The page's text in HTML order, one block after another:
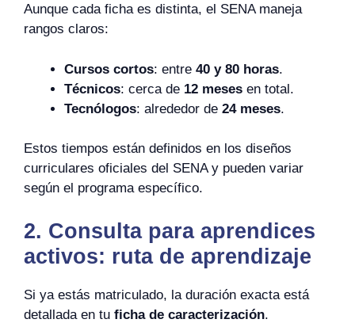
Aunque cada ficha es distinta, el SENA maneja
rangos claros:
Cursos cortos: entre 40 y 80 horas.
Técnicos: cerca de 12 meses en total.
Tecnólogos: alrededor de 24 meses.
Estos tiempos están definidos en los diseños
curriculares oficiales del SENA y pueden variar
según el programa específico.
2. Consulta para aprendices
activos: ruta de aprendizaje
Si ya estás matriculado, la duración exacta está
detallada en tu ficha de caracterización.